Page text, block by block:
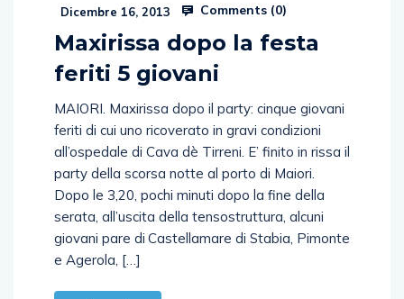
Dicembre 16, 2013 Comments (0)
Maxirissa dopo la festa
feriti 5 giovani
MAIORI. Maxirissa dopo il party: cinque giovani
feriti di cui uno ricoverato in gravi condizioni
all’ospedale di Cava dè Tirreni. E’ finito in rissa il
party della scorsa notte al porto di Maiori.
Dopo le 3,20, pochi minuti dopo la fine della
serata, all’uscita della tensostruttura, alcuni
giovani pare di Castellamare di Stabia, Pimonte
e Agerola, […]